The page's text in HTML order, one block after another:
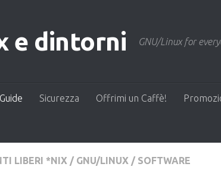
e dintorni GNU/Linux for
Guide Sicurezza Offrimi un Caffè!
LIBERI *NIX / GNU/LINUX / SOFTWARE